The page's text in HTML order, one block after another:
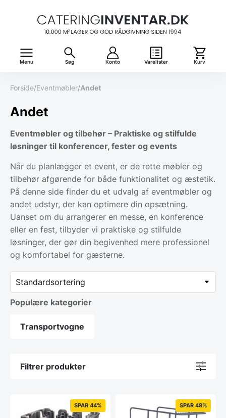
Menu Søg Konto Varelister Kurv
Forside/Eventmøbler/Andet
Andet
Eventmøbler og tilbehør – Praktiske og stilfulde
løsninger til konferencer, fester og events
Når du planlægger et event, er de rette møbler og
tilbehør afgørende for både funktionalitet og æstetik.
På denne side finder du et udvalg af eventmøbler og
andet udstyr, der kan optimere din opsætning.
Uanset om du arrangerer en messe, en konference
eller en fest, tilbyder vi praktiske og stilfulde
løsninger, der gør din begivenhed mere professionel
og komfortabel for gæsterne.
Populære kategorier
Transportvogne
Filtrer produkter
SPAR 44% SPAR 48%